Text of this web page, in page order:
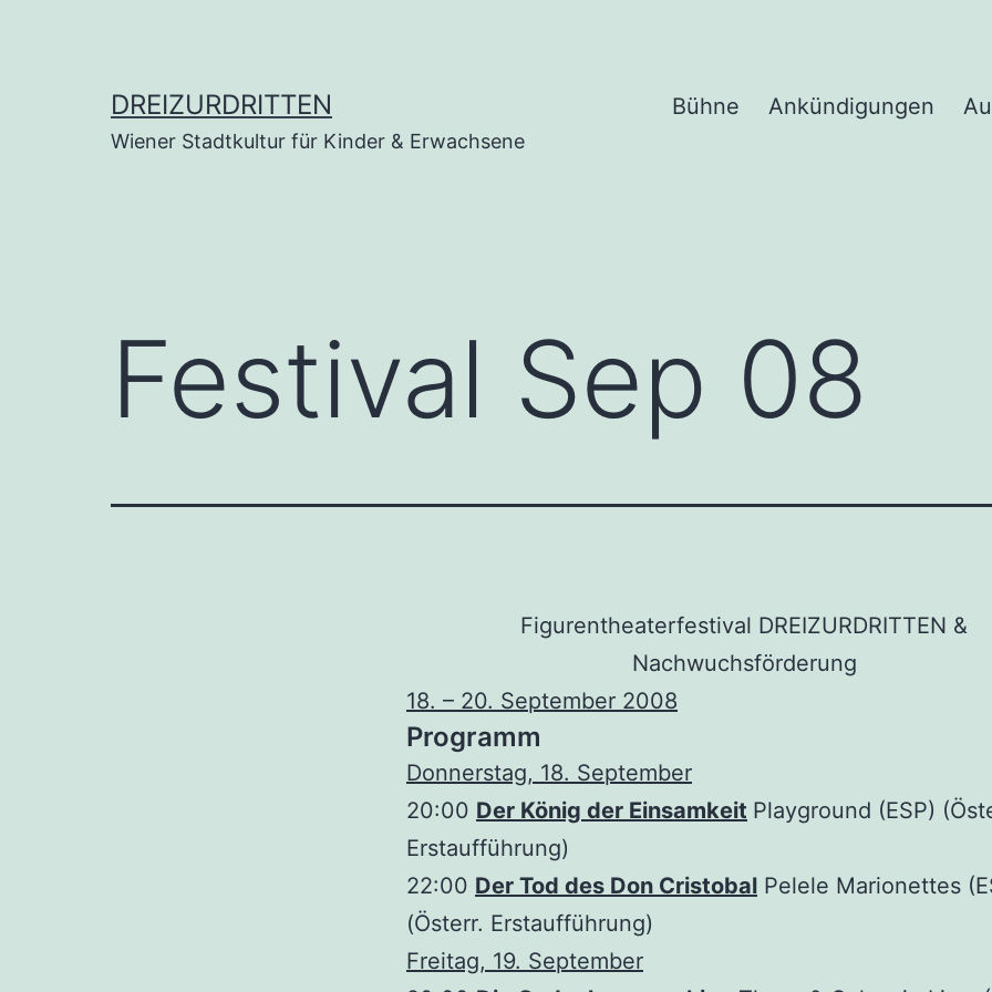
DREIZURDRITTEN
Wiener Stadtkultur für Kinder & Erwachsene
Bühne Ankündigungen
Festival Sep 08
Figurentheaterfestival DREIZURDRITTEN &
Nachwuchsförderung
18. – 20. September 2008
Programm
Donnerstag, 18. September
20:00 Der König der Einsamkeit Playground (ESP)
Erstaufführung)
22:00 Der Tod des Don Cristobal Pelele Marionettes
(Österr. Erstaufführung)
Freitag, 19. September